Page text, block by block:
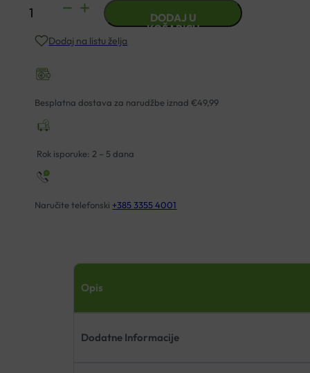
TLAKOMJER
M7
IT
količina
DODAJ U
KOŠARICU
Dodaj na listu želja
Besplatna dostava za narudžbe iznad €49,99
Rok isporuke: 2 – 5 dana
Naručite telefonski +385 3355 4001
Opis
Dodatne Informacije